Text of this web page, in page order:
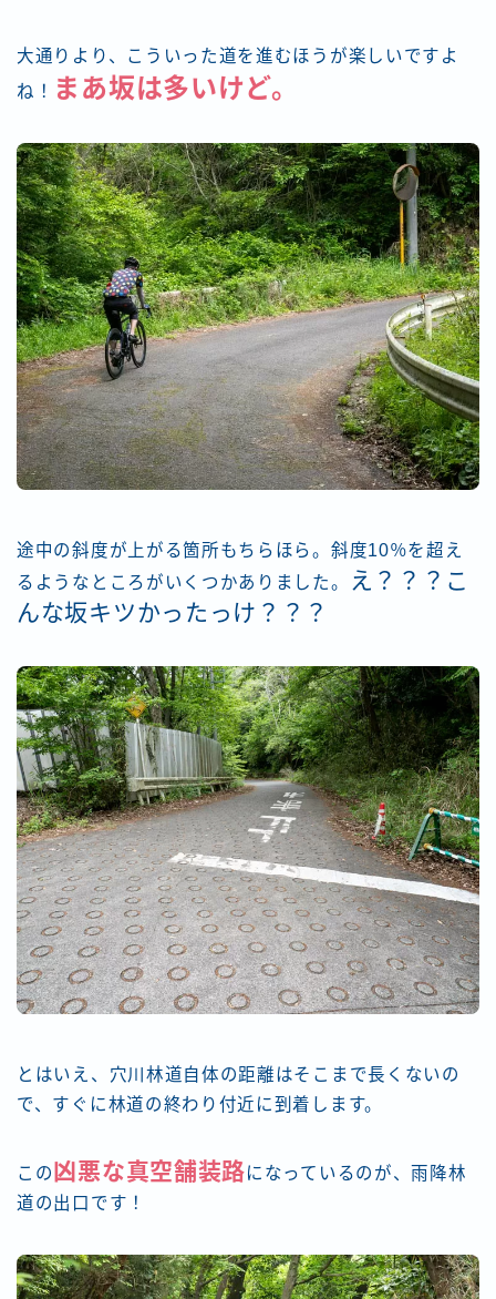
大通りより、こういった道を進むほうが楽しいですよ
ね！
まあ坂は多いけど。
途中の斜度が上がる箇所もちらほら。斜度10％を超え
るようなところがいくつかありました。
え？？？こ
んな坂キツかったっけ？？？
とはいえ、穴川林道自体の距離はそこまで長くないの
で、すぐに林道の終わり付近に到着します。
この 凶悪な真空舗装路になっているのが、雨降林
道の出口です！